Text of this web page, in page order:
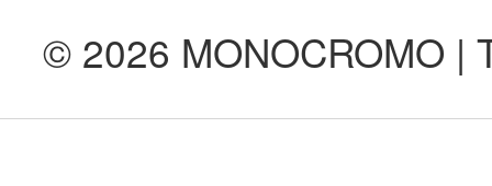
© 2026 MONOCROMO |